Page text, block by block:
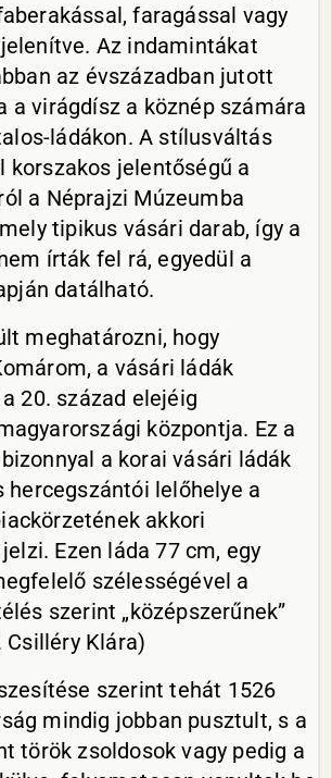
faragással vagy
Az indamintákat
az évszázadban jutott
a virágdísz a köznép számára
ládákon. A stílusváltás
korszakos jelentőségű a
a Néprajzi Múzeumba
tipikus vásári darab, így a
írták fel rá, egyedül a
datálható.
meghatározni, hogy
a vásári ládák
20. század elejéig
központja. Ez a
a korai vásári ládák
hercegszántói lelőhelye a
akkori
Ezen láda 77 cm, egy
szélességével a
szerint „középszerűnek”
Klára)
szerint tehát 1526
mindig jobban pusztult, s a
török zsoldosok vagy pedig a